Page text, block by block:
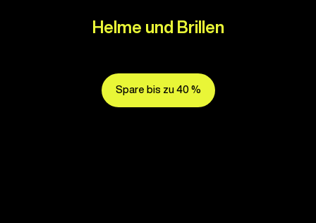
Helme und Brillen
Spare bis zu 40 %